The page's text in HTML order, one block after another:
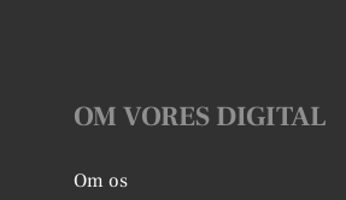
OM VORES DIGITAL
Om os